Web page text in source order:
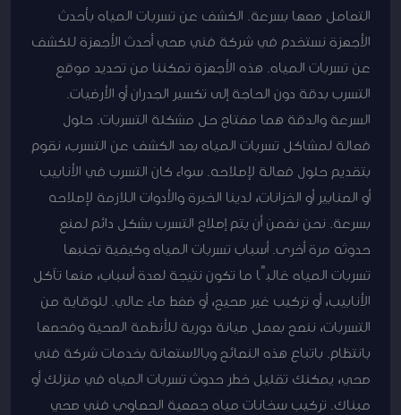
التعامل معها بسرعة. الكشف عن تسربات المياه بأحدث
الأجهزة نستخدم في شركة فني صحي أحدث الأجهزة للكشف
عن تسربات المياه. هذه الأجهزة تمكننا من تحديد موقع
التسرب بدقة دون الحاجة إلى تكسير الجدران أو الأرضيات.
السرعة والدقة هما مفتاح حل مشكلة التسربات. حلول
فعالة لمشاكل تسربات المياه بعد الكشف عن التسرب، نقوم
بتقديم حلول فعالة لإصلاحه. سواء كان التسرب في الأنابيب
أو الصنابير أو الخزانات، لدينا الخبرة والأدوات اللازمة لإصلاحه
بسرعة. نحن نضمن أن يتم إصلاح التسرب بشكل دائم لمنع
حدوثه مرة أخرى. أسباب تسربات المياه وكيفية تجنبها
تسربات المياه غالبًا ما تكون نتيجة لعدة أسباب، منها تآكل
الأنابيب، أو تركيب غير صحيح، أو ضغط ماء عالي. للوقاية من
التسربات، ننصح بعمل صيانة دورية للأنظمة الصحية وفحصها
بانتظام. باتباع هذه النصائح وبالاستعانة بخدمات شركة فني
صحي، يمكنك تقليل خطر حدوث تسربات المياه في منزلك أو
مبناك. تركيب سخانات مياه جمعية الحصاوي فني صحي